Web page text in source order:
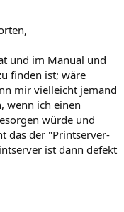
und im Manual und
finden ist; wäre
mir vielleicht jemand
wenn ich einen
würde und
das der "Printserver-
ist dann defekt